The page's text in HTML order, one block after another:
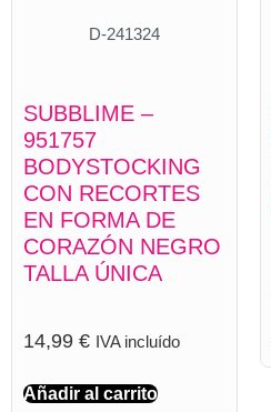
D-241324
SUBBLIME –
951757
BODYSTOCKING
CON RECORTES
EN FORMA DE
CORAZÓN NEGRO
TALLA ÚNICA
14,99 € IVA incluído
Añadir al carrito